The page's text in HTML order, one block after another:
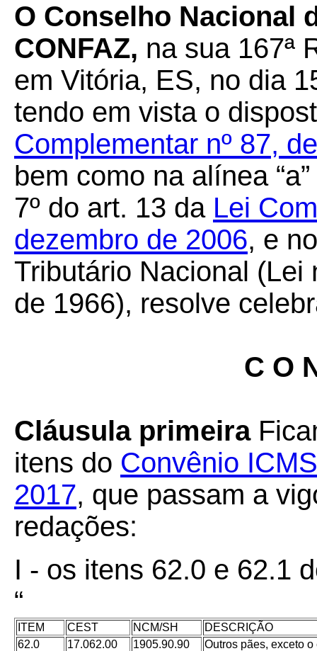
O Conselho Nacional
CONFAZ, na sua 167ª
em Vitória, ES, no dia
tendo em vista o
Complementar nº 87,
bem como na alínea
7º do art. 13 da Lei
dezembro de 2006, e
Tributário Nacional (Lei
de 1966), resolve
C O
Cláusula primeira
itens do Convênio
2017, que passam a
redações:
I - os itens 62.0 e 62.1
“
ITEM CEST NCM/SH
DESCRIÇÃO
62.0
17.062.00 1905.90.90 Outros pães, exceto